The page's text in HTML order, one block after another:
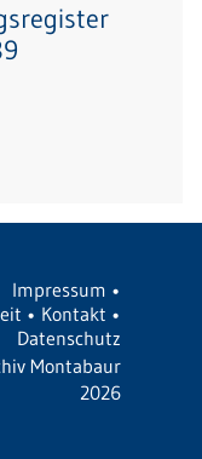
Impressum •
• Kontakt •
Datenschutz
Montabaur
2026